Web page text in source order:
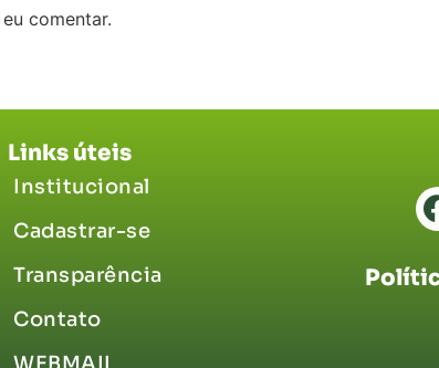
comentar.
Links úteis
Institucional
Cadastrar-se
Transparência
Contato
WEBMAIL